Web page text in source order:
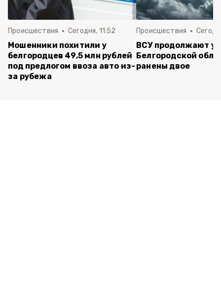
Происшествия Сегодня, 11:52
Мошенники похитили у
белгородцев 49,5 млн рублей
под предлогом ввоза авто из-
за рубежа
Происшествия
ВСУ продолжают
Белгородской
ранены двое